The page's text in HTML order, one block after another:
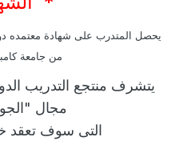
يحصل المتدرب على شهادة معتمده
من جامعة
مجال
التى سوف تعقد خلال